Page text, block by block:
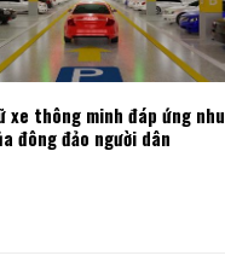
xe thông minh đáp ứng nhu
đông đảo người dân